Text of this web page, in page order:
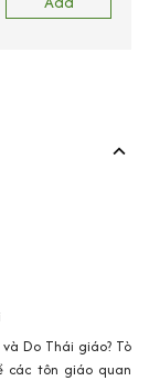
Do Thái giáo? Tò
các tôn giáo quan